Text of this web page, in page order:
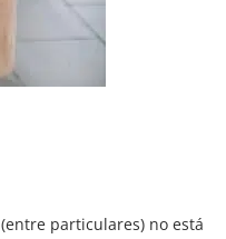
(entre particulares) no está